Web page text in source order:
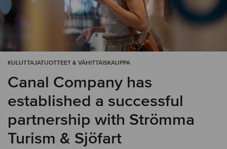
KULUTTAJATUOTTEET & VÄHITTÄISKAUPPA
Canal Company has
established a successful
partnership with Strömma
Turism & Sjöfart